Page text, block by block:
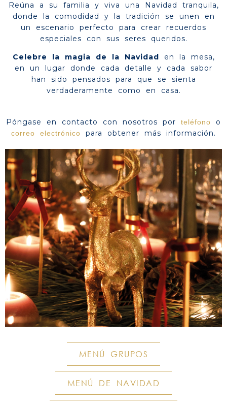
Reúna a su familia y viva una Navidad tranquila,
donde la comodidad y la tradición se unen en
un escenario perfecto para crear recuerdos
especiales con sus seres queridos.
Celebre la magia de la Navidad en la mesa,
en un lugar donde cada detalle y cada sabor
han sido pensados para que se sienta
verdaderamente como en casa.
Póngase en contacto con nosotros por teléfono o
correo electrónico para obtener más información.
MENÚ GRUPOS
MENÚ DE NAVIDAD